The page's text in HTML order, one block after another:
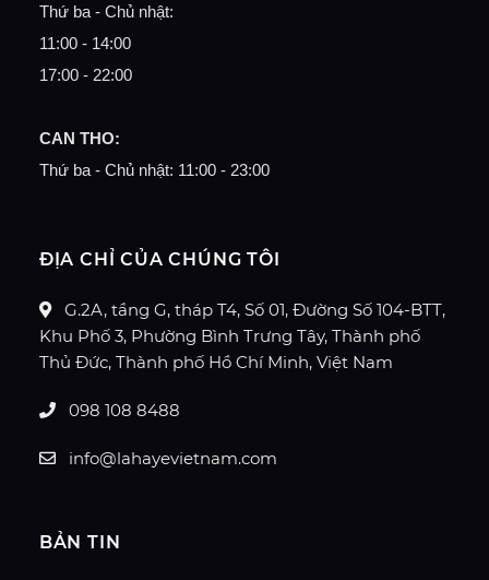
Thứ ba - Chủ nhật:
11:00 - 14:00
17:00 - 22:00
CAN THO:
Thứ ba - Chủ nhật: 11:00 - 23:00
ĐỊA CHỈ CỦA CHÚNG TÔI
G.2A, tầng G, tháp T4, Số 01, Đường Số 104-BTT,
Khu Phố 3, Phường Bình Trưng Tây, Thành phố
Thủ Đức, Thành phố Hồ Chí Minh, Việt Nam
098 108 8488
info@lahayevietnam.com
BẢN TIN